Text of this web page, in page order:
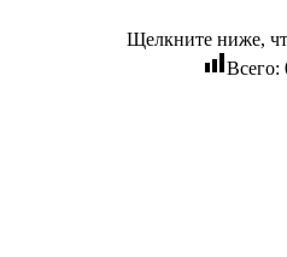
Щелкните ниже,
Всего: